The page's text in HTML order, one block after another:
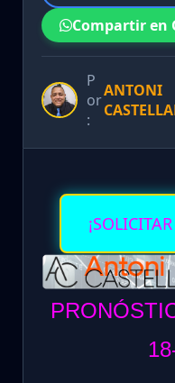
Compartir en
P
or
:
ANTONI